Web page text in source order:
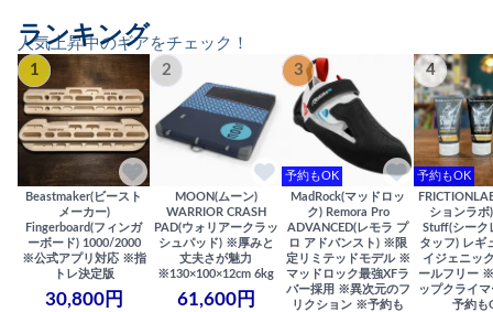
人気上昇中のギアをチェック！
ランキング
1
Beastmaker(ビースト
メーカー)
Fingerboard(フィンガ
ーボード) 1000/2000
※公式アプリ対応 ※指
トレ決定版
30,800円
2
MOON(ムーン)
WARRIOR CRASH
PAD(ウォリアークラッ
シュパッド) ※厚みと
丈夫さが魅力
※130×100×12cm 6kg
61,600円
3
予約もOK
MadRock(マッドロッ
ク) Remora Pro
ADVANCED(レモラ プ
ロ アドバンスト) ※限
定リミテッドモデル ※
マッドロック最強XFラ
バー採用 ※異次元のフ
リクション ※予約も
4
予約もOK
ションラボ
Stuff(シーク
タッフ) レギ
イジェニッ
ールフリー
ップクライ
予約も